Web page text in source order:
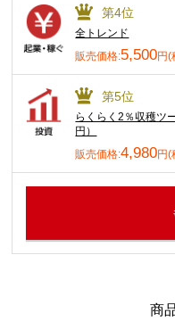
第4位
全トレンド
販売価格:5,500円(
第5位
らくらく2％収穫ツ
円）
販売価格:4,980円(
商